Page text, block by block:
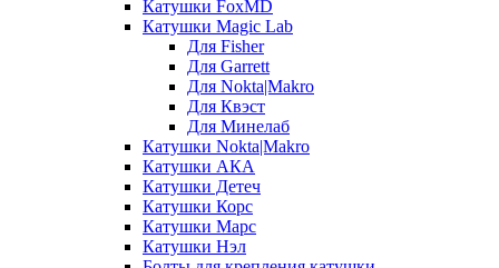
Катушки FoxMD
Катушки Magic Lab
Для Fisher
Для Garrett
Для Nokta|Makro
Для Квэст
Для Минелаб
Катушки Nokta|Makro
Катушки АКА
Катушки Детеч
Катушки Корс
Катушки Марс
Катушки Нэл